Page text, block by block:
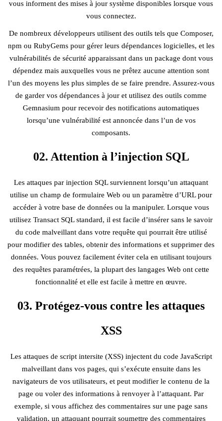
vous informent des mises à jour système disponibles lorsque vous
vous connectez.
De nombreux développeurs utilisent des outils tels que Composer,
npm ou RubyGems pour gérer leurs dépendances logicielles, et les
vulnérabilités de sécurité apparaissant dans un package dont vous
dépendez mais auxquelles vous ne prêtez aucune attention sont
l’un des moyens les plus simples de se faire prendre. Assurez-vous
de garder vos dépendances à jour et utilisez des outils comme
Gemnasium pour recevoir des notifications automatiques
lorsqu’une vulnérabilité est annoncée dans l’un de vos
composants.
02. Attention à l’injection SQL
Les attaques par injection SQL surviennent lorsqu’un attaquant
utilise un champ de formulaire Web ou un paramètre d’URL pour
accéder à votre base de données ou la manipuler. Lorsque vous
utilisez Transact SQL standard, il est facile d’insérer sans le savoir
du code malveillant dans votre requête qui pourrait être utilisé
pour modifier des tables, obtenir des informations et supprimer des
données. Vous pouvez facilement éviter cela en utilisant toujours
des requêtes paramétrées, la plupart des langages Web ont cette
fonctionnalité et elle est facile à mettre en œuvre.
03. Protégez-vous contre les attaques
XSS
Les attaques de script intersite (XSS) injectent du code JavaScript
malveillant dans vos pages, qui s’exécute ensuite dans les
navigateurs de vos utilisateurs, et peut modifier le contenu de la
page ou voler des informations à renvoyer à l’attaquant. Par
exemple, si vous affichez des commentaires sur une page sans
validation, un attaquant pourrait soumettre des commentaires